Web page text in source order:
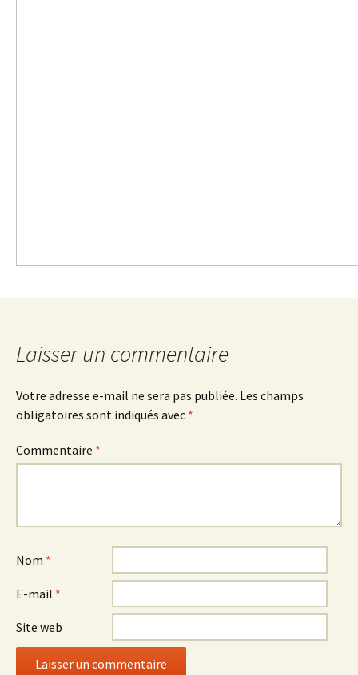
Laisser un commentaire
Votre adresse e-mail ne sera pas publiée. Les champs
obligatoires sont indiqués avec *
Commentaire *
Nom *
E-mail *
Site web